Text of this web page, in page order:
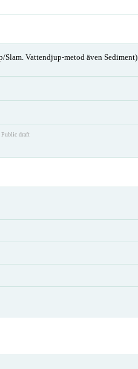
Slam. Vattendjup-metod även Sediment)
Public draft